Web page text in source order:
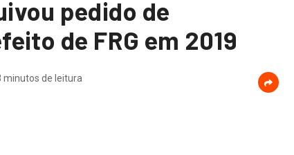
pedido de
de FRG em 2019
minutos de leitura